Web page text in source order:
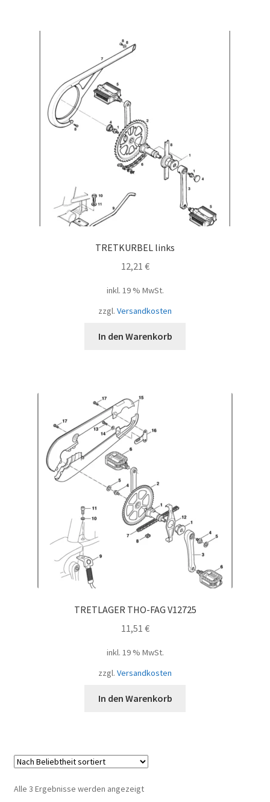
TRETKURBEL links
12,21 €
inkl. 19 % MwSt.
zzgl. Versandkosten
In den Warenkorb
TRETLAGER THO-FAG V12725
11,51 €
inkl. 19 % MwSt.
zzgl. Versandkosten
In den Warenkorb
Alle 3 Ergebnisse werden angezeigtNach